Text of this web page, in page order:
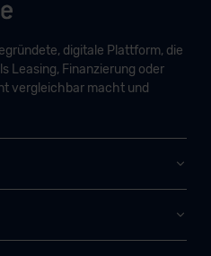
digitale Plattform, die
Leasing, Finanzierung oder
vergleichbar macht und